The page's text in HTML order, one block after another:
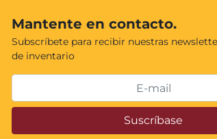
Mantente en contacto.
Subscríbete para recibir nuestras
de inventario
Suscríbase